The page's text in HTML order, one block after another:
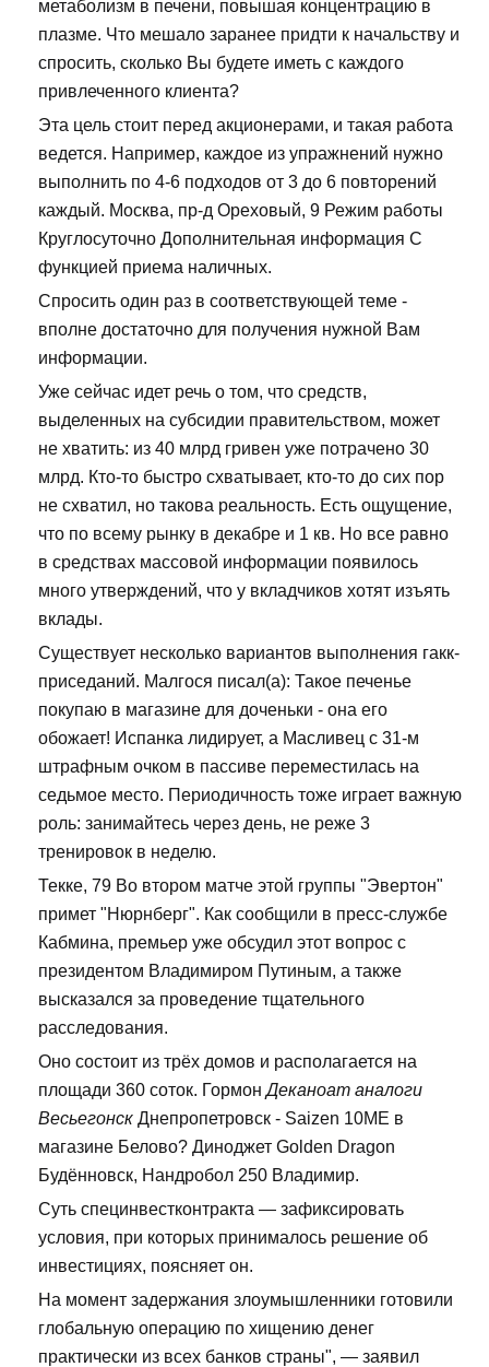
метаболизм в печени, повышая концентрацию в
плазме. Что мешало заранее придти к начальству и
спросить, сколько Вы будете иметь с каждого
привлеченного клиента?
Эта цель стоит перед акционерами, и такая работа
ведется. Например, каждое из упражнений нужно
выполнить по 4-6 подходов от 3 до 6 повторений
каждый. Москва, пр-д Ореховый, 9 Режим работы
Круглосуточно Дополнительная информация С
функцией приема наличных.
Спросить один раз в соответствующей теме -
вполне достаточно для получения нужной Вам
информации.
Уже сейчас идет речь о том, что средств,
выделенных на субсидии правительством, может
не хватить: из 40 млрд гривен уже потрачено 30
млрд. Кто-то быстро схватывает, кто-то до сих пор
не схватил, но такова реальность. Есть ощущение,
что по всему рынку в декабре и 1 кв. Но все равно
в средствах массовой информации появилось
много утверждений, что у вкладчиков хотят изъять
вклады.
Существует несколько вариантов выполнения гакк-
приседаний. Малгося писал(а): Такое печенье
покупаю в магазине для доченьки - она его
обожает! Испанка лидирует, а Масливец с 31-м
штрафным очком в пассиве переместилась на
седьмое место. Периодичность тоже играет важную
роль: занимайтесь через день, не реже 3
тренировок в неделю.
Текке, 79 Во втором матче этой группы "Эвертон"
примет "Нюрнберг". Как сообщили в пресс-службе
Кабмина, премьер уже обсудил этот вопрос с
президентом Владимиром Путиным, а также
высказался за проведение тщательного
расследования.
Оно состоит из трёх домов и располагается на
площади 360 соток. ГормонДеканоат аналоги
Весьегонск Днепропетровск - Saizen 10ME в
магазине Белово? Диноджет Golden Dragon
Будённовск, Нандробол 250 Владимир.
Суть специнвестконтракта — зафиксировать
условия, при которых принималось решение об
инвестициях, поясняет он.
На момент задержания злоумышленники готовили
глобальную операцию по хищению денег
практически из всех банков страны", — заявил